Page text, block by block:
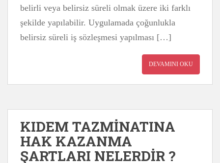
belirli veya belirsiz süreli olmak üzere iki farklı
şekilde yapılabilir. Uygulamada çoğunlukla
belirsiz süreli iş sözleşmesi yapılması […]
DEVAMINI OKU
KIDEM TAZMİNATINA
HAK KAZANMA
ŞARTLARI NELERDİR ?